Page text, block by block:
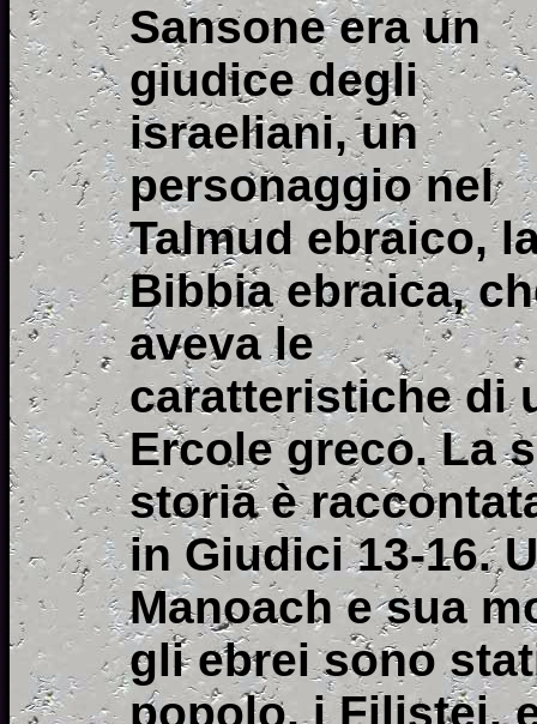
Sansone era un
giudice degli
israeliani, un
personaggio nel
Talmud ebraico,
Bibbia ebraica,
aveva le
caratteristiche di
Ercole greco. La
storia è
in Giudici 13-16.
Manoach e sua
gli ebrei sono
popolo, i Filistei,